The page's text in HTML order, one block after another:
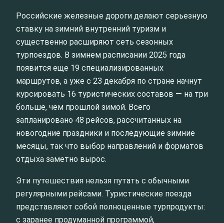
Российские железные дороги делают серьезную
ставку на зимний внутренний туризм и
существенно расширяют сеть сезонных
турпоездов. В зимнем расписании 2025 года
появится еще 19 специализированных
маршрутов, а уже с 23 декабря по стране начнут
курсировать 16 туристических составов — на три
больше, чем прошлой зимой. Всего
запланировано 48 рейсов, рассчитанных на
новогодние праздники и последующие зимние
месяцы, так что выбор направлений и форматов
отдыха заметно вырос.
Эти путешествия нельзя путать с обычными
регулярными рейсами. Туристические поезда
представляют собой полноценные турпродукты:
с заранее продуманной программой,